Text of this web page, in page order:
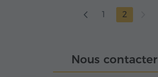
1 2
Nous contacter